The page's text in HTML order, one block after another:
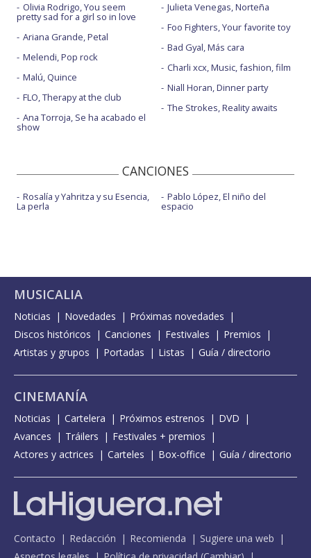
Olivia Rodrigo, You seem
pretty sad for a girl so in love
Ariana Grande, Petal
Melendi, Pop rock
Malú, Quince
FLO, Therapy at the club
Ana Torroja, Se ha acabado el
show
Julieta Venegas, Norteña
Foo Fighters, Your favorite toy
Bad Gyal, Más cara
Charli xcx, Music, fashion, film
Niall Horan, Dinner party
The Strokes, Reality awaits
CANCIONES
Rosalía y Yahritza y su Esencia,
La perla
Pablo López, El niño del
espacio
MUSICALIA
Noticias Novedades
Próximas novedades
Discos históricos
Canciones Festivales
Premios
Artistas y grupos
Portadas Listas Guía / directorio
CINEMANÍA
Noticias Cartelera Próximos estrenos
DVD
Avances
Tráilers
Festivales + premios
Actores y actrices
Carteles Box-office Guía / directorio
Contacto Redacción Recomienda
Sugiere una web